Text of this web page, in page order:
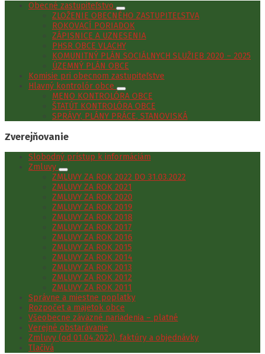
Obecné zastupiteľstvo
ZLOŽENIE OBECNÉHO ZASTUPITEĽSTVA
ROKOVACÍ PORIADOK
ZÁPISNICE A UZNESENIA
PHSR OBCE VLACHY
KOMUNITNÝ PLÁN SOCIÁLNYCH SLUŽIEB 2020 – 2025
ÚZEMNÝ PLÁN OBCE
Komisie pri obecnom zastupiteľstve
Hlavný kontrolór obce
MENO KONTROLÓRA OBCE
ŠTATÚT KONTROLÓRA OBCE
SPRÁVY, PLÁNY PRÁCE, STANOVISKÁ
Zverejňovanie
Slobodný prístup k informáciám
Zmluvy
ZMLUVY ZA ROK 2022 DO 31.03.2022
ZMLUVY ZA ROK 2021
ZMLUVY ZA ROK 2020
ZMLUVY ZA ROK 2019
ZMLUVY ZA ROK 2018
ZMLUVY ZA ROK 2017
ZMLUVY ZA ROK 2016
ZMLUVY ZA ROK 2015
ZMLUVY ZA ROK 2014
ZMLUVY ZA ROK 2013
ZMLUVY ZA ROK 2012
ZMLUVY ZA ROK 2011
Správne a miestne poplatky
Rozpočet a majetok obce
Všeobecne záväzné nariadenia – platné
Verejné obstarávanie
Zmluvy (od 01.04.2022), faktúry a objednávky
Tlačivá